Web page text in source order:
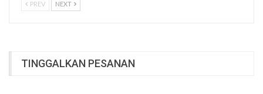
PREV NEXT
TINGGALKAN PESANAN